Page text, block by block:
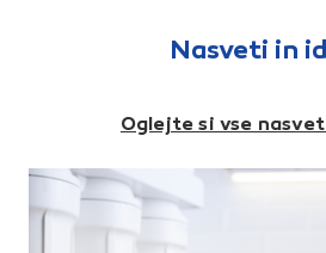
1850
Nasveti in
Oglejte si vse